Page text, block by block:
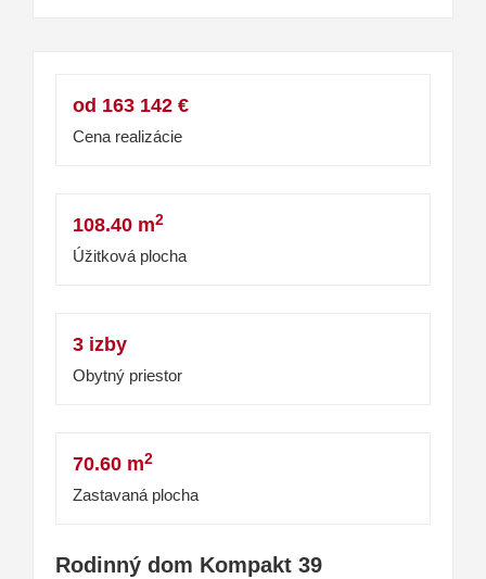
od 163 142 €
Cena realizácie
108.40 m2
Úžitková plocha
3 izby
Obytný priestor
70.60 m2
Zastavaná plocha
Rodinný dom Kompakt 39